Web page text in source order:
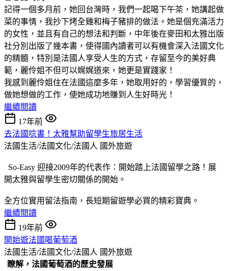
記得一個多月前，她回台灣時，我們一起喝下午茶，她講起做
菜的事情，我抄下烤全雞和梅子豬排的做法。她是個充滿活力
的女性，並且有自己的想法和判斷，中年後在麥田和太雅出版
社分別出版了幾本書，使得國內讀者可以有機會深入法國文化
的精髓，特別是法國人享受人生的方式，存留至今的美好典
範，麗伶姐不但可以娓娓道來，她更是實踐家！
我感到麗伶姐住在法國這麼多年，她取用好的，學習優質的，
做她想做的工作，使她成功地賺到人生好時光！
繼續閱讀
17年前
去法國唸書！太雅幫助留學生旅居生活
法國生活/法國文化/法國人 國外旅遊
So-Easy 迎接2009年的代表作：開始踏上法國留學之路！展
開太雅與留學生密切關係的開始。
全方位實用留法指南，長短期留遊學必買的精彩寶典。
繼續閱讀
19年前
開始遊法國喝葡萄酒
法國生活/法國文化/法國人 國外旅遊
瞭解，法國葡萄酒的歷史發展